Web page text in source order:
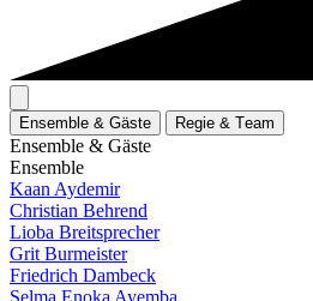
Ensem b e & Gäste Regie & Team
Ensemble & Gäste
Ensemble
Kaan Aydemir
Christian Behrend
Lioba Breitsprecher
Grit Burmeister
Friedrich Dambeck